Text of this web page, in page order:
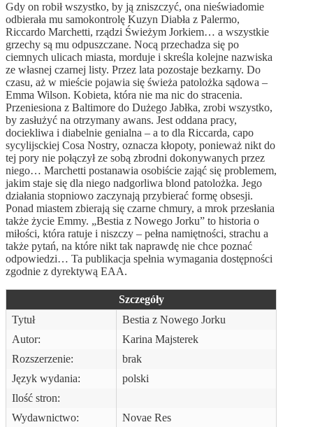
Gdy on robił wszystko, by ją zniszczyć, ona nieświadomie
odbierała mu samokontrolę Kuzyn Diabła z Palermo,
Riccardo Marchetti, rządzi Świeżym Jorkiem… a wszystkie
grzechy są mu odpuszczane. Nocą przechadza się po
ciemnych ulicach miasta, morduje i skreśla kolejne nazwiska
ze własnej czarnej listy. Przez lata pozostaje bezkarny. Do
czasu, aż w mieście pojawia się świeża patolożka sądowa –
Emma Wilson. Kobieta, która nie ma nic do stracenia.
Przeniesiona z Baltimore do Dużego Jabłka, zrobi wszystko,
by zasłużyć na otrzymany awans. Jest oddana pracy,
dociekliwa i diabelnie genialna – a to dla Riccarda, capo
sycylijsckiej Cosa Nostry, oznacza kłopoty, ponieważ nikt do
tej pory nie połączył ze sobą zbrodni dokonywanych przez
niego… Marchetti postanawia osobiście zająć się problemem,
jakim staje się dla niego nadgorliwa blond patolożka. Jego
działania stopniowo zaczynają przybierać formę obsesji.
Ponad miastem zbierają się czarne chmury, a mrok przesłania
także życie Emmy. „Bestia z Nowego Jorku” to historia o
miłości, która ratuje i niszczy – pełna namiętności, strachu a
także pytań, na które nikt tak naprawdę nie chce poznać
odpowiedzi… Ta publikacja spełnia wymagania dostępności
zgodnie z dyrektywą EAA.
Szczegóły
Tytuł
Bestia z Nowego Jorku
Autor:
Karina Majsterek
Rozszerzenie:
brak
Język wydania:
polski
Ilość stron:
Wydawnictwo:
Novae Res